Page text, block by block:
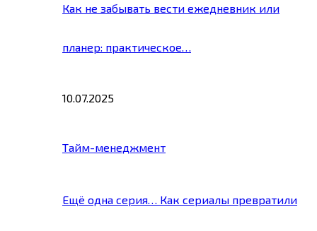
Как не забывать вести ежедневник или
планер: практическое…
10.07.2025
Тайм-менеджмент
Ещё одна серия… Как сериалы превратили